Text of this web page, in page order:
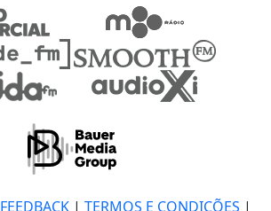
FEEDBACK| TERMOS E CONDIÇÕES |